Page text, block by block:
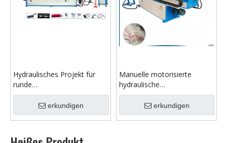
Hydraulisches Projekt für
runde
Kupferrohrbiegemaschinen
erkundigen
Manuelle motorisierte
hydraulische
Rundrohrbiegemaschine
erkundigen